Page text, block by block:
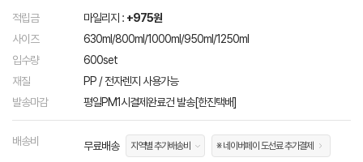
적립금 마일리지 : +975원
사이즈
630ml/800ml/1000ml/950ml/1250ml
입수량
600set
재질
PP / 전자렌지 사용가능
발송마감
평일PM1시결제완료건 발송[한진택배]
배송비 무료배송 지역별 추가배송비 ※ 네이버페이 도선료 추가결제